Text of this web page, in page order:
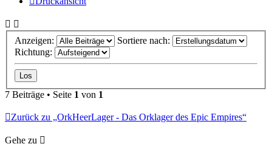
Anzeigen:
Sortiere nach:
Richtung:
7 Beiträge • Seite 1 von 1
Zurück zu „OrkHeerLager - Das Orklager des Epic Empires“
Gehe zu